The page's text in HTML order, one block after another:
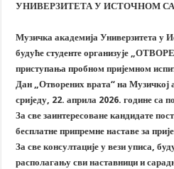
УНИВЕРЗИТЕТА У ИСТОЧНОМ
Музичка академија Универзитета у
будуће студенте организује
приступања пробном пријемном
Дан „Отворених врата“ на Музичкој
сриједу, 22. априла 2026. године са
За све заинтересоване кандидате
бесплатне припремне наставе за
За све консултације у вези уписа,
располагању сви наставници и